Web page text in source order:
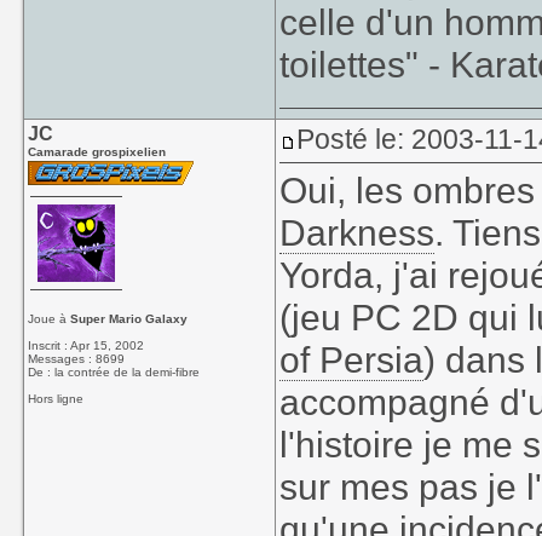
celle d'un
toilettes" -
JC
Camarade grospixelien
Joue àSuper Mario Galaxy
Inscrit : Apr 15, 2002
Messages : 8699
De : la contrée de la demi-fibre
Hors ligne
Posté le: 2003-11-
Oui, les
Darkness.
Yorda, j'ai
(jeu PC 2D qui
of Persia) dans
accompagné
l'histoire je me
sur mes pas je